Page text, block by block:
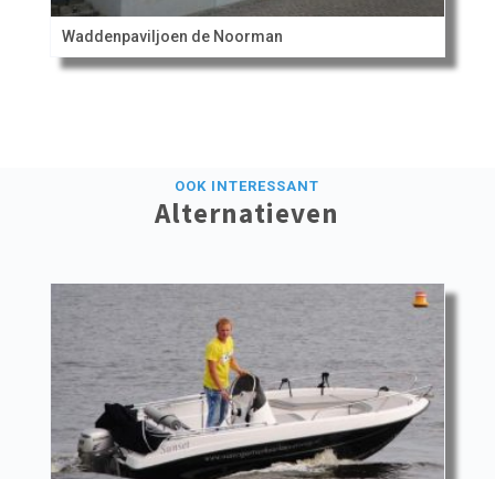
Waddenpaviljoen de Noorman
OOK INTERESSANT
Alternatieven